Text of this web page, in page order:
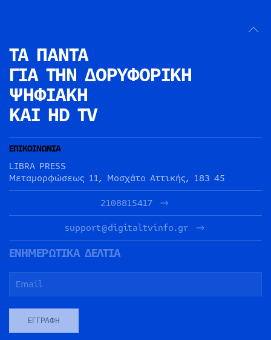
ΤΑ ΠΑΝΤΑ
ΓΙΑ ΤΗΝ ΔΟΡΥΦΟΡΙΚΗ
ΨΗΦΙΑΚΗ
ΚΑΙ HD TV
ΕΠΙΚΟΙΝΩΝΙΑ
LIBRA PRESS
Μεταμορφώσεως 11, Μοσχάτο Αττικής, 183 45
2108815417
support@digitaltvinfo.gr
ΕΝΗΜΕΡΩΤΙΚΑ ΔΕΛΤΙΑ
ΕΓΓΡΑΦΉ